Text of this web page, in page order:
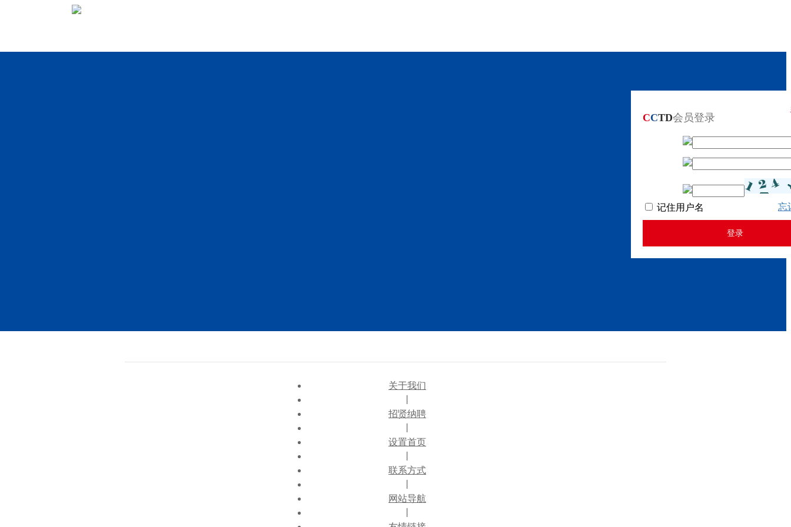
CCTD会员登录
记住用户名 忘
关于我们
招贤纳聘
设置首页
联系方式
网站导航